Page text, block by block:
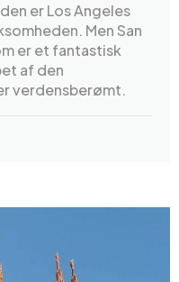
er Los Angeles
Men San
er et fantastisk
af den
verdensberømt.